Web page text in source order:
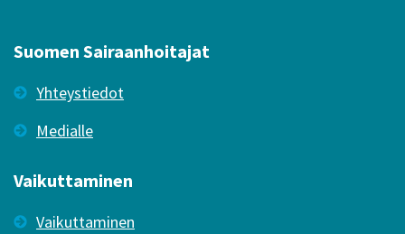
Suomen Sairaanhoitajat
Yhteystiedot
Medialle
Vaikuttaminen
Vaikuttaminen